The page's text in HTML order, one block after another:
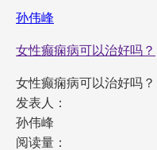
孙伟峰
女性癫痫病可以治好吗？
女性癫痫病可以治好吗？
发表人：
孙伟峰
阅读量：